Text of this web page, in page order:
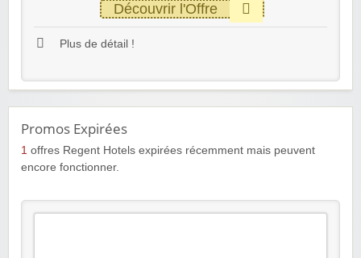
Découvrir l'Offre
Plus de détail !
Promos Expirées
1 offres Regent Hotels expirées récemment mais peuvent
encore fonctionner.